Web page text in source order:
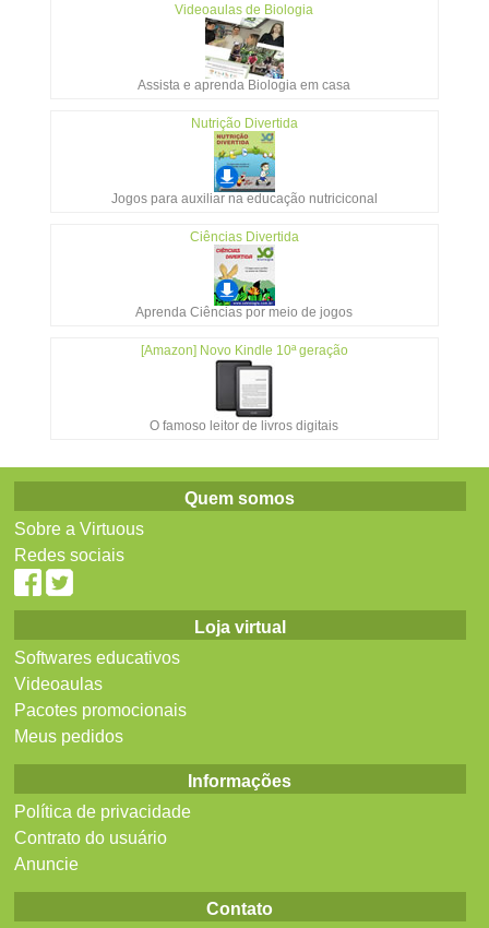
Videoaulas de Biologia
Assista e aprenda Biologia em casa
Nutrição Divertida
Jogos para auxiliar na educação nutriciconal
Ciências Divertida
Aprenda Ciências por meio de jogos
[Amazon] Novo Kindle 10ª geração
O famoso leitor de livros digitais
Quem somos
Sobre a Virtuous
Redes sociais
Loja virtual
Softwares educativos
Videoaulas
Pacotes promocionais
Meus pedidos
Informações
Política de privacidade
Contrato do usuário
Anuncie
Contato